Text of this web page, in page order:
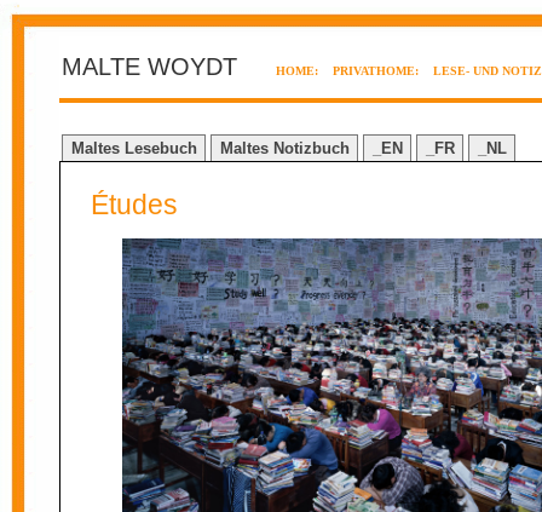
MALTE WOYDT HOME: PRIVATHOME: LESE- UND
Maltes Lesebuch Maltes Notizbuch _EN _FR _NL
Études